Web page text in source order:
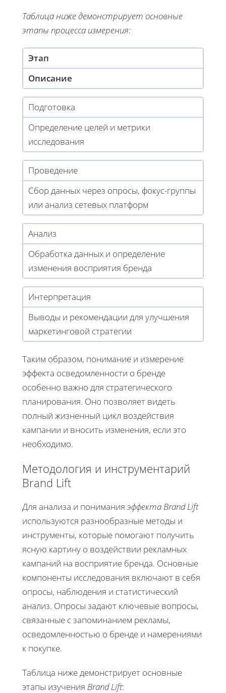
Таблица ниже демонстрирует основные
этапы процесса измерения:
Этап
Описание
Подготовка
Определение целей и метрики
исследования
Проведение
Сбор данных через опросы, фокус-группы
или анализ сетевых платформ
Анализ
Обработка данных и определение
изменения восприятия бренда
Интерпретация
Выводы и рекомендации для улучшения
маркетинговой стратегии
Таким образом, понимание и измерение
эффекта осведомленности о бренде
особенно важно для стратегического
планирования. Оно позволяет видеть
полный жизненный цикл воздействия
кампании и вносить изменения, если это
необходимо.
Методология и инструментарий
Brand Lift
Для анализа и понимания эффекта Brand Lift
используются разнообразные методы и
инструменты, которые помогают получить
ясную картину о воздействии рекламных
кампаний на восприятие бренда. Основные
компоненты исследования включают в себя
опросы, наблюдения и статистический
анализ. Опросы задают ключевые вопросы,
связанные с запоминанием рекламы,
осведомленностью о бренде и намерениями
к покупке.
Таблица ниже демонстрирует основные
этапы изучения Brand Lift: